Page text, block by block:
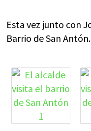
Esta vez junto con
Barrio de San Antón.